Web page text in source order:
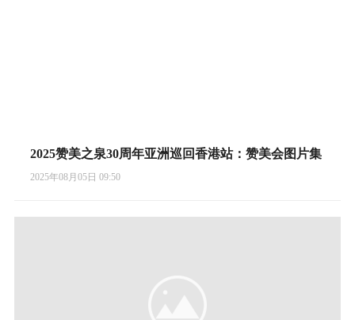
2025赞美之泉30周年亚洲巡回香港站：赞美会图片集
2025年08月05日 09:50